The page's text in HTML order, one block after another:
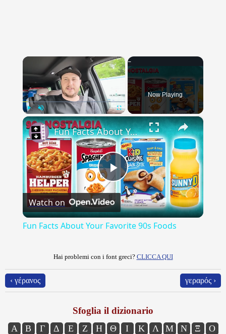
×
Play Unmute
Now Playing
×
Play
Video
Fun Facts About Your Favorite 90s Foods
Watch on
Fun Facts About Your Favorite 90s Foods
Hai problemi con i font greci? CLICCA QUI
‹ γέρανος γεραρός ›
Sfoglia il dizionario
Α Β Γ Δ Ε Ζ Η Θ Ι Κ Λ Μ Ν Ξ
Ο